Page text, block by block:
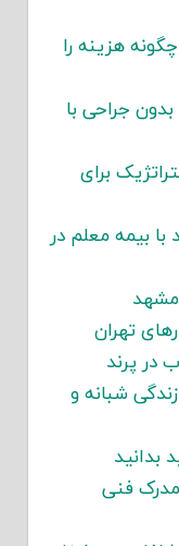
هزینه را
جراحی با
برای
بیمه معلم در
مشهد
تهران
در پرند
شبانه و
بدانید
فنی